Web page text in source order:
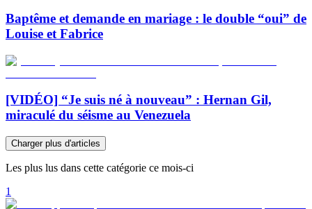
Baptême et demande en mariage : le double “oui” de
Louise et Fabrice
[VIDÉO] “Je suis né à nouveau” : Hernan Gil,
miraculé du séisme au Venezuela
Charger plus d'articles
Les plus lus dans cette catégorie ce mois-ci
1